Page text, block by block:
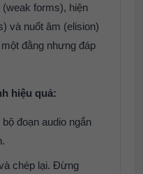
(weak forms), hiện
và nuốt âm (elision)
đằng nhưng đáp
hiệu quả:
đoạn audio ngắn
chép lại. Đừng